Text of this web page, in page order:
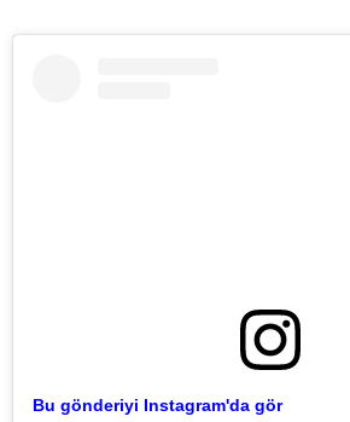
Bu gönderiyi Instagram'da gör